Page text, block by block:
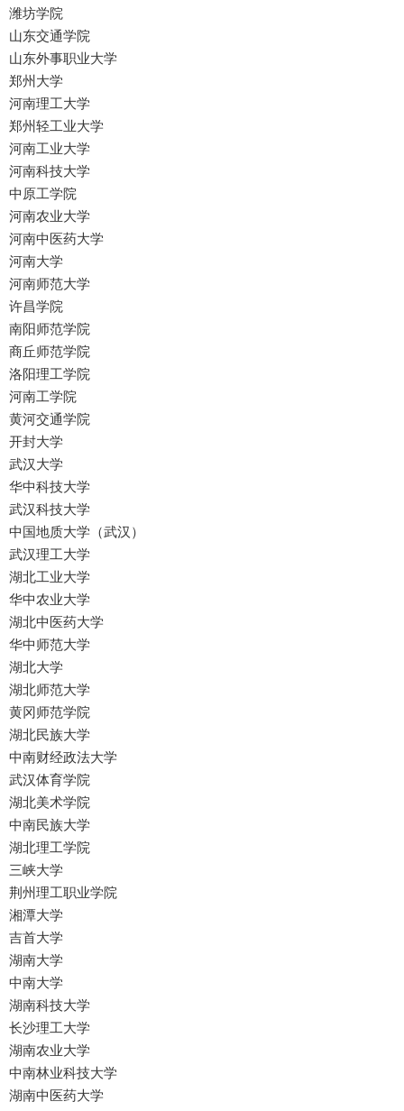
潍坊学院
山东交通学院
山东外事职业大学
郑州大学
河南理工大学
郑州轻工业大学
河南工业大学
河南科技大学
中原工学院
河南农业大学
河南中医药大学
河南大学
河南师范大学
许昌学院
南阳师范学院
商丘师范学院
洛阳理工学院
河南工学院
黄河交通学院
开封大学
武汉大学
华中科技大学
武汉科技大学
中国地质大学（武汉）
武汉理工大学
湖北工业大学
华中农业大学
湖北中医药大学
华中师范大学
湖北大学
湖北师范大学
黄冈师范学院
湖北民族大学
中南财经政法大学
武汉体育学院
湖北美术学院
中南民族大学
湖北理工学院
三峡大学
荆州理工职业学院
湘潭大学
吉首大学
湖南大学
中南大学
湖南科技大学
长沙理工大学
湖南农业大学
中南林业科技大学
湖南中医药大学